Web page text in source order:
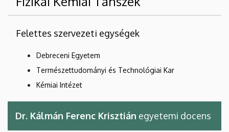
Felettes szervezeti egységek
Debreceni Egyetem
Természettudományi és Technológiai Kar
Kémiai Intézet
Dr. Kálmán Ferenc Krisztián egyetemi docens